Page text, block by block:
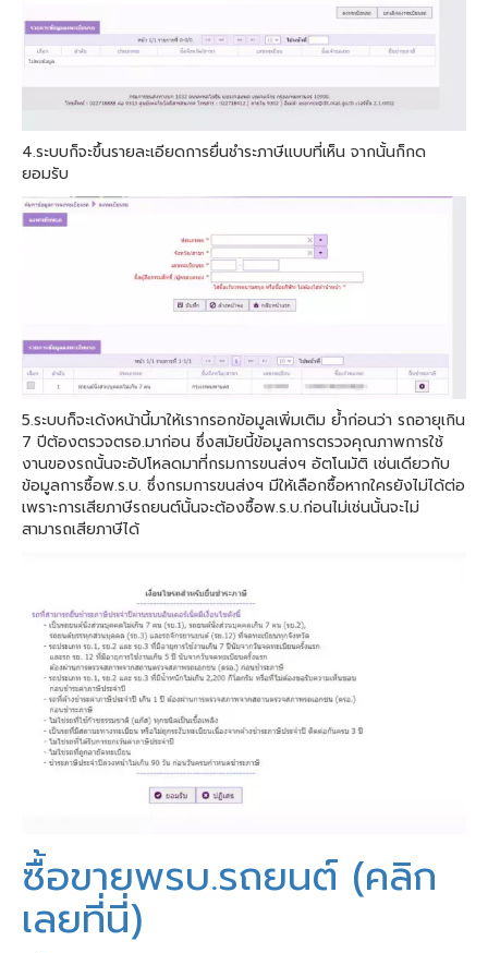
4.ระบบก็จะขึ้นรายละเอียดการยื่นชำระภาษีแบบที่เห็น จากนั้นก็กด
ยอมรับ
5.ระบบก็จะเด้งหน้านี้มาให้เรากรอกข้อมูลเพิ่มเติม ย้ำก่อนว่า รถอายุเกิน
7 ปีต้องตรวจตรอ.มาก่อน ซึ่งสมัยนี้ข้อมูลการตรวจคุณภาพการใช้
งานของรถนั้นจะอัปโหลดมาที่กรมการขนส่งฯ อัตโนมัติ เช่นเดียวกับ
ข้อมูลการซื้อพ.ร.บ. ซึ่งกรมการขนส่งฯ มีให้เลือกซื้อหากใครยังไม่ได้ต่อ
เพราะการเสียภาษีรถยนต์นั้นจะต้องซื้อพ.ร.บ.ก่อนไม่เช่นนั้นจะไม่
สามารถเสียภาษีได้
ซื้อขายพรบ.รถยนต์ (คลิก
เลยที่นี่)